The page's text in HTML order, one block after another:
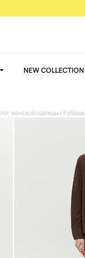
NEW COLLECTION
женской одежды